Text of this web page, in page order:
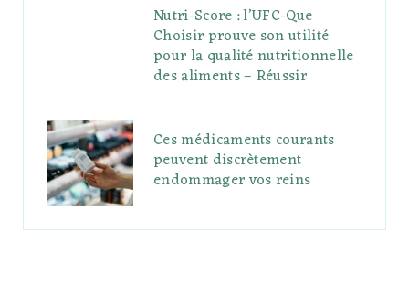
Nutri-Score : l’UFC-Que
Choisir prouve son utilité
pour la qualité nutritionnelle
des aliments – Réussir
Ces médicaments courants
peuvent discrètement
endommager vos reins